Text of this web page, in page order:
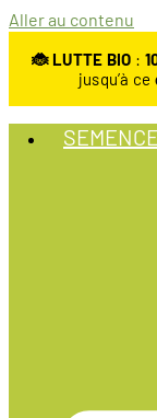
Aller au contenu
🐞 LUTTE BIO :
jusqu’à ce